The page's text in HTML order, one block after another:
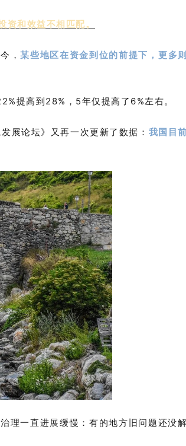
和效益不相匹配。
，某些地区在资金到位的前提下，更多
提高到28%，5年仅提高了6%左右。
展论坛》又再一次更新了数据： 我国目
理一直进展缓慢：有的地方旧问题还没